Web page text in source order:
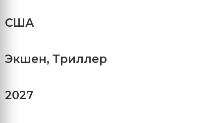
США
Экшен, Триллер
2027